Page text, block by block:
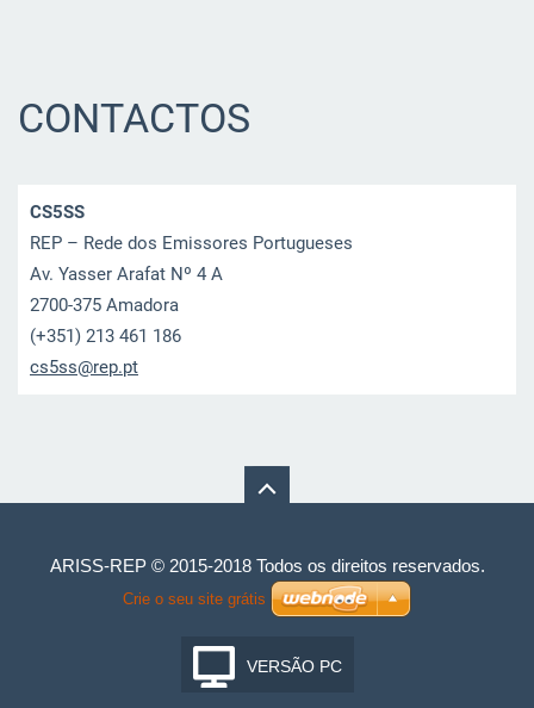
CONTACTOS
CS5SS
REP – Rede dos Emissores Portugueses
Av. Yasser Arafat Nº 4 A
2700-375 Amadora
(+351) 213 461 186
cs5ss@rep.pt
ARISS-REP © 2015-2018 Todos os direitos reservados.
Crie o seu site grátis
VERSÃO PC